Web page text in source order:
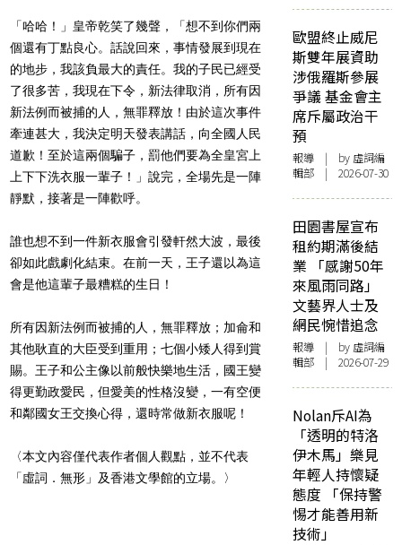
「哈哈！」皇帝乾笑了幾聲，「想不到你們兩
個還有丁點良心。話說回來，事情發展到現在
的地步，我該負最大的責任。我的子民已經受
了很多苦，我現在下令，新法律取消， 所有因
新法例而被捕的人，無罪釋放！由於這次事件
牽連甚大，我決定明天發表講話，向全國人民
道歉！至於這兩個騙子，罰他們要為全皇宮上
上下下洗衣服一輩子！」說完，全場先是一陣
靜默，接著是一陣歡呼。
誰也想不到一件新衣服會引發軒然大波，最後
卻如此戲劇化結束。在前一天，王子還以為這
會是他這輩子最糟糕的生日！
所有因新法例而被捕的人，無罪釋放； 加侖和
其他耿直的大臣受到重用；七個小矮人得到賞
賜。 王子和公主像以前般快樂地生活，國王變
得更勤政愛民，但愛美的性格沒變，一有空便
和鄰國女王交換心得，還時常做新衣服呢！
〈本文內容僅代表作者個人觀點，並不代表
「虛詞．無形」及香港文學館的立場。〉
歐盟終止威尼
斯雙年展資助
涉俄羅斯參展
爭議 基金會主
席斥屬政治干
預
報導 | by 虛詞編
輯部 | 2026-07-30
田園書屋宣布
租約期滿後結
業 「感謝50年
來風雨同路」
文藝界人士及
網民惋惜追念
報導 | by 虛詞編
輯部 | 2026-07-29
Nolan斥AI為
「透明的特洛
伊木馬」樂見
年輕人持懷疑
態度 「保持警
惕才能善用新
技術」